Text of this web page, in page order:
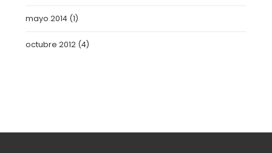
mayo 2014 (1)
octubre 2012 (4)